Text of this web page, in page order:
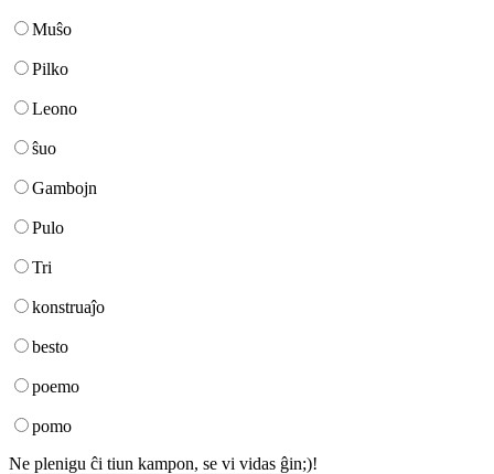
Muŝo
Pilko
Leono
ŝuo
Gambojn
Pulo
Tri
konstruaĵo
besto
poemo
pomo
Ne plenigu ĉi tiun kampon, se vi vidas ĝin;)!